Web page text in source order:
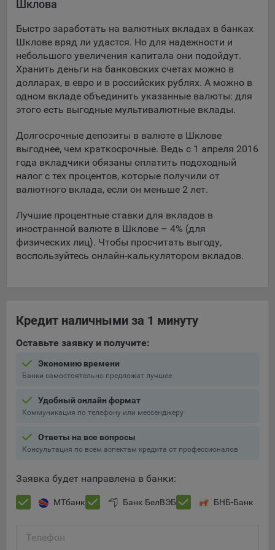
Подобные функции улучшают условия работы
9.3. Файлы cookie предпочтений, например, для настройки
контента. Данные файлы cookie собирают информацию о
выборе пользователя на сайте и его предпочтениях и
позволяют Обществу «запомнить» информацию о
выбранном пользователем городе и других местных
настройках для того, чтобы соответствующим образом
9.4. Аналитические файлы cookie, например
Яндекс.Метрика, Google Analytics. Данные файлы cookie
собирают информацию о том, как пользователь
использовал сайты, и позволяют Обществу вносить в них
улучшения.
Аналитические файлы cookie показывают, какие страницы
сайта Общества посещаются чаще всего, помогают
выявлять трудности, возникающие при использовании
сайта, а также позволяют оценить эффективность
9.5. Файлы cookie, применяемые для определения целевой
аудитории и в рекламных целях, например Яндекс.Метрика,
Технические/Функциональные, хранятся не более года;
Необходимые для функционирования веб-аналитических
платформ «Google Analytics», «Яндекс.Метрика»
передаются третьим лицам, часть из которых хранятся во
время пользования сайтом;
Остальные - не более года.
Отключение аналитических файлов cookie не позволяет
определять предпочтения пользователей сайта, в том числе
меры по совершенствованию работы сайта исходя из
Шклова
Быстро заработать на валютных вкладах в банках
Шклове вряд ли удастся. Но для надежности и
небольшого увеличения капитала они подойдут.
Хранить деньги на банковских счетах можно в
долларах, в евро и в российских рублях. А можно в
одном вкладе объединить указанные валюты: для
этого есть выгодные мультивалютные вклады.
Долгосрочные депозиты в валюте в Шклове
выгоднее, чем краткосрочные. Ведь с 1 апреля 2016
года вкладчики обязаны оплатить подоходный
налог с тех процентов, которые получили от
валютного вклада, если он меньше 2 лет.
Лучшие процентные ставки для вкладов в
иностранной валюте в Шклове – 4% (для
физических лиц). Чтобы просчитать выгоду,
воспользуйтесь онлайн-калькулятором вкладов.
Кредит наличными за 1 минуту
Оставьте заявку и получите:
Экономию времени
Банки самостоятельно предложат лучшее
Удобный онлайн формат
Коммуникация по телефону или мессенджеру
Ответы на все вопросы
Консультация по всем аспектам кредита от профессионалов
Заявка будет направлена в банки:
МТбанк Банк БелВЭБ БНБ-Банк
Телефон